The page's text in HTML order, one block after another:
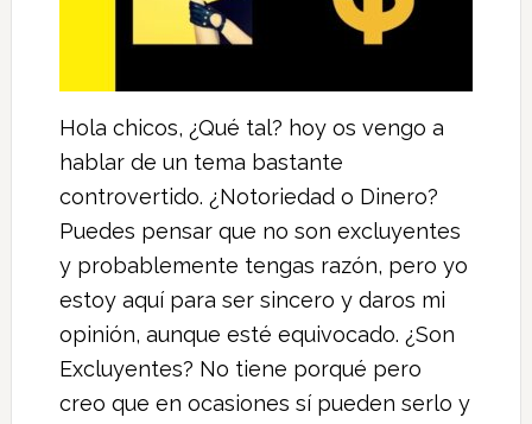
Hola chicos, ¿Qué tal? hoy os vengo a
hablar de un tema bastante
controvertido. ¿Notoriedad o Dinero?
Puedes pensar que no son excluyentes
y probablemente tengas razón, pero yo
estoy aquí para ser sincero y daros mi
opinión, aunque esté equivocado. ¿Son
Excluyentes? No tiene porqué pero
creo que en ocasiones sí pueden serlo y